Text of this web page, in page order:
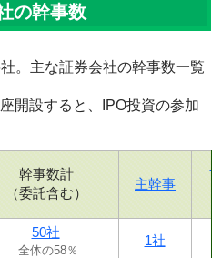
の幹事数
。主な証券会社の幹事数一覧
開設すると、IPO投資の参加
幹事数計
（委託含む）
主幹事
50社
全体の58％
1社